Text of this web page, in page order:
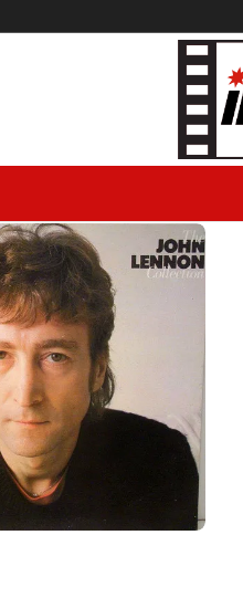
ampliar